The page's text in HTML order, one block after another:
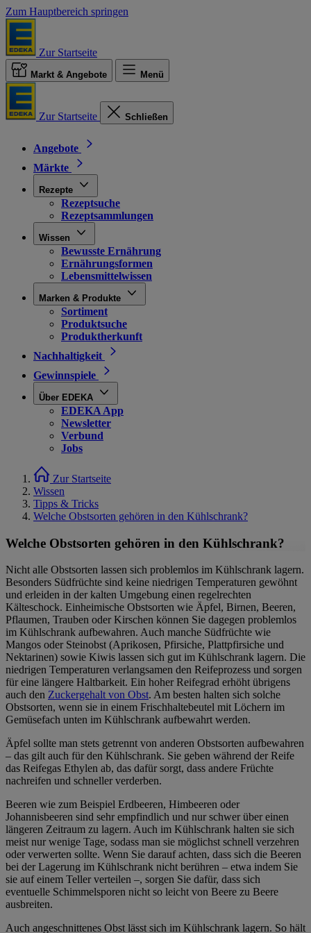
Zum Hauptbereich springen
Zur Startseite
Markt & Angebote Menü
Zur Startseite Schließen
Angebote
Märkte
Rezepte
Rezeptsuche
Rezeptsammlungen
Wissen
Bewusste Ernährung
Ernährungsformen
Lebensmittelwissen
Marken & Produkte
Sortiment
Produktsuche
Produktherkunft
Nachhaltigkeit
Gewinnspiele
Über EDEKA
EDEKA App
Newsletter
Verbund
Jobs
Zur Startseite
Wissen
Tipps & Tricks
Welche Obstsorten gehören in den Kühlschrank?
Welche Obstsorten gehören in den Kühlschrank?
Nicht alle Obstsorten lassen sich problemlos im Kühlschrank lagern.
Besonders Südfrüchte sind keine niedrigen Temperaturen gewöhnt
und erleiden in der kalten Umgebung einen regelrechten
Kälteschock. Einheimische Obstsorten wie Äpfel, Birnen, Beeren,
Pflaumen, Trauben oder Kirschen können Sie dagegen problemlos
im Kühlschrank aufbewahren. Auch manche Südfrüchte wie
Mangos oder Steinobst (Aprikosen, Pfirsiche, Plattpfirsiche und
Nektarinen) sowie Kiwis lassen sich gut im Kühlschrank lagern. Die
niedrigen Temperaturen verlangsamen den Reifeprozess und sorgen
für eine längere Haltbarkeit. Ein hoher Reifegrad erhöht übrigens
auch den Zuckergehalt von Obst. Am besten halten sich solche
Obstsorten, wenn sie in einem Frischhaltebeutel mit Löchern im
Gemüsefach unten im Kühlschrank aufbewahrt werden.
Äpfel sollte man stets getrennt von anderen Obstsorten aufbewahren
– das gilt auch für den Kühlschrank. Sie geben während der Reife
das Reifegas Ethylen ab, das dafür sorgt, dass andere Früchte
nachreifen und schneller verderben.
Beeren wie zum Beispiel Erdbeeren, Himbeeren oder
Johannisbeeren sind sehr empfindlich und nur schwer über einen
längeren Zeitraum zu lagern. Auch im Kühlschrank halten sie sich
meist nur wenige Tage, sodass man sie möglichst schnell verzehren
oder verwerten sollte. Wenn Sie darauf achten, dass sich die Beeren
bei der Lagerung im Kühlschrank nicht berühren – etwa indem Sie
sie auf einem Teller verteilen –, sorgen Sie dafür, dass sich
eventuelle Schimmelsporen nicht so leicht von Beere zu Beere
ausbreiten.
Auch angeschnittenes Obst lässt sich im Kühlschrank lagern. So hält